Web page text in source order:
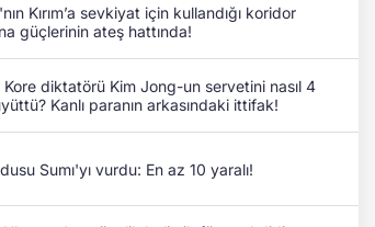
Kırım’a sevkiyat için kullandığı koridor
güçlerinin ateş hattında!
Kore diktatörü Kim Jong-un servetini nasıl 4
Kanlı paranın arkasındaki ittifak!
Sumı'yı vurdu: En az 10 yaralı!